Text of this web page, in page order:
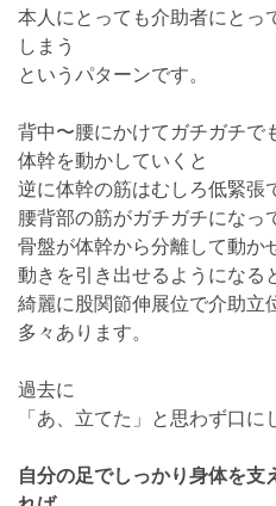
本人にとっても介助者にとっ
しまう
というパターンです。
背中〜腰にかけてガチガチで
体幹を動かしていくと
逆に体幹の筋はむしろ低緊張
腰背部の筋がガチガチになっ
骨盤が体幹から分離して動か
動きを引き出せるようになる
綺麗に股関節伸展位で介助立
多々あります。
過去に
「あ、立てた」と思わず口に
自分の足でしっかり身体を支